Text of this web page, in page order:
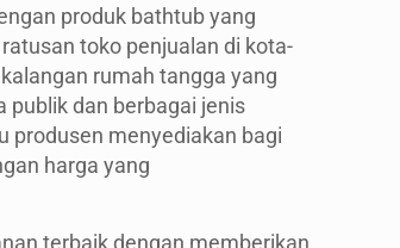
produk bathtub yang
toko penjualan di kota-
rumah tangga yang
publik dan berbagai jenis
produsen menyediakan bagi
harga yang
terbaik dengan memberikan